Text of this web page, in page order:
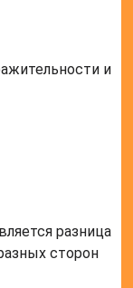
и
разница
сторон